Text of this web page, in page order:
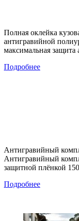
Полная оклейка
антигравийной
максимальная защита
Подробнее
Антигравийный
Антигравийный
защитной плёнкой
Подробнее